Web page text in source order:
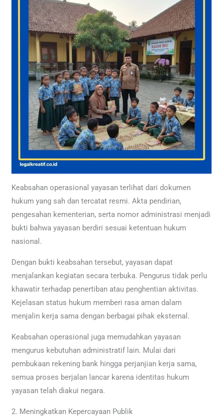
Keabsahan operasional yayasan terlihat dari dokumen
hukum yang sah dan tercatat resmi. Akta pendirian,
pengesahan kementerian, serta nomor administrasi menjadi
bukti bahwa yayasan berdiri sesuai ketentuan hukum
nasional.
Dengan bukti keabsahan tersebut, yayasan dapat
menjalankan kegiatan secara terbuka. Pengurus tidak perlu
khawatir terhadap penertiban atau penghentian aktivitas.
Kejelasan status hukum memberi rasa aman dalam
menjalin kerja sama dengan berbagai pihak eksternal.
Keabsahan operasional juga memudahkan yayasan
mengurus kebutuhan administratif lain. Mulai dari
pembukaan rekening bank hingga perjanjian kerja sama,
semua proses berjalan lancar karena identitas hukum
yayasan telah diakui negara.
2. Meningkatkan Kepercayaan Publik